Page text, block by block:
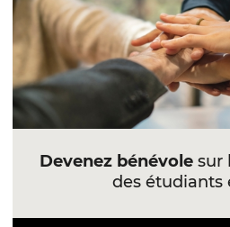
Devenez bénévolesur
des étudiants